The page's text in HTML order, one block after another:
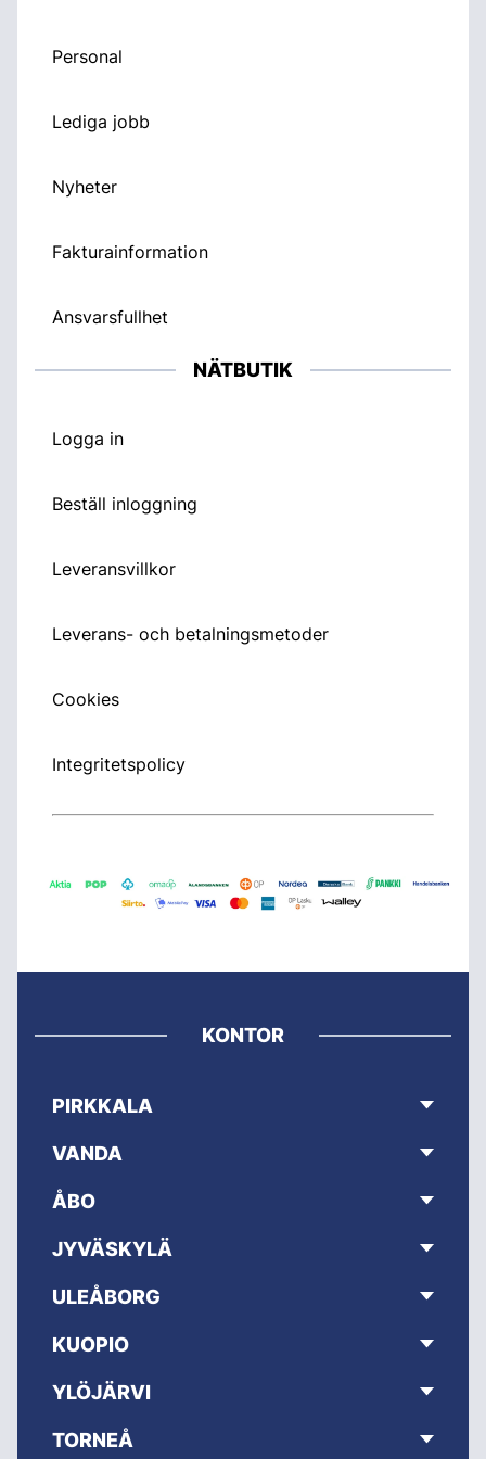
Personal
Lediga jobb
Nyheter
Fakturainformation
Ansvarsfullhet
NÄTBUTIK
Logga in
Beställ inloggning
Leveransvillkor
Leverans- och betalningsmetoder
Cookies
Integritetspolicy
KONTOR
PIRKKALA
VANDA
ÅBO
JYVÄSKYLÄ
ULEÅBORG
KUOPIO
YLÖJÄRVI
TORNEÅ